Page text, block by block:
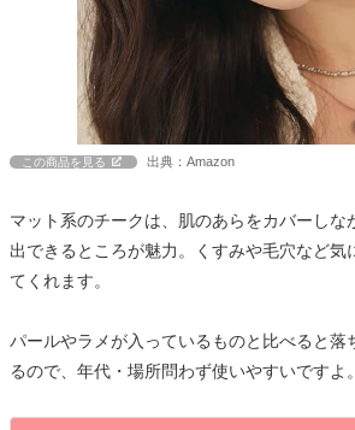
この商品を見る 出典：Amazon
マット系のチークは、肌のあらをカバーしな
出できるところが魅力。くすみや毛穴など気
てくれます。
パールやラメが入っているものと比べると落
るので、年代・場所問わず使いやすいですよ。